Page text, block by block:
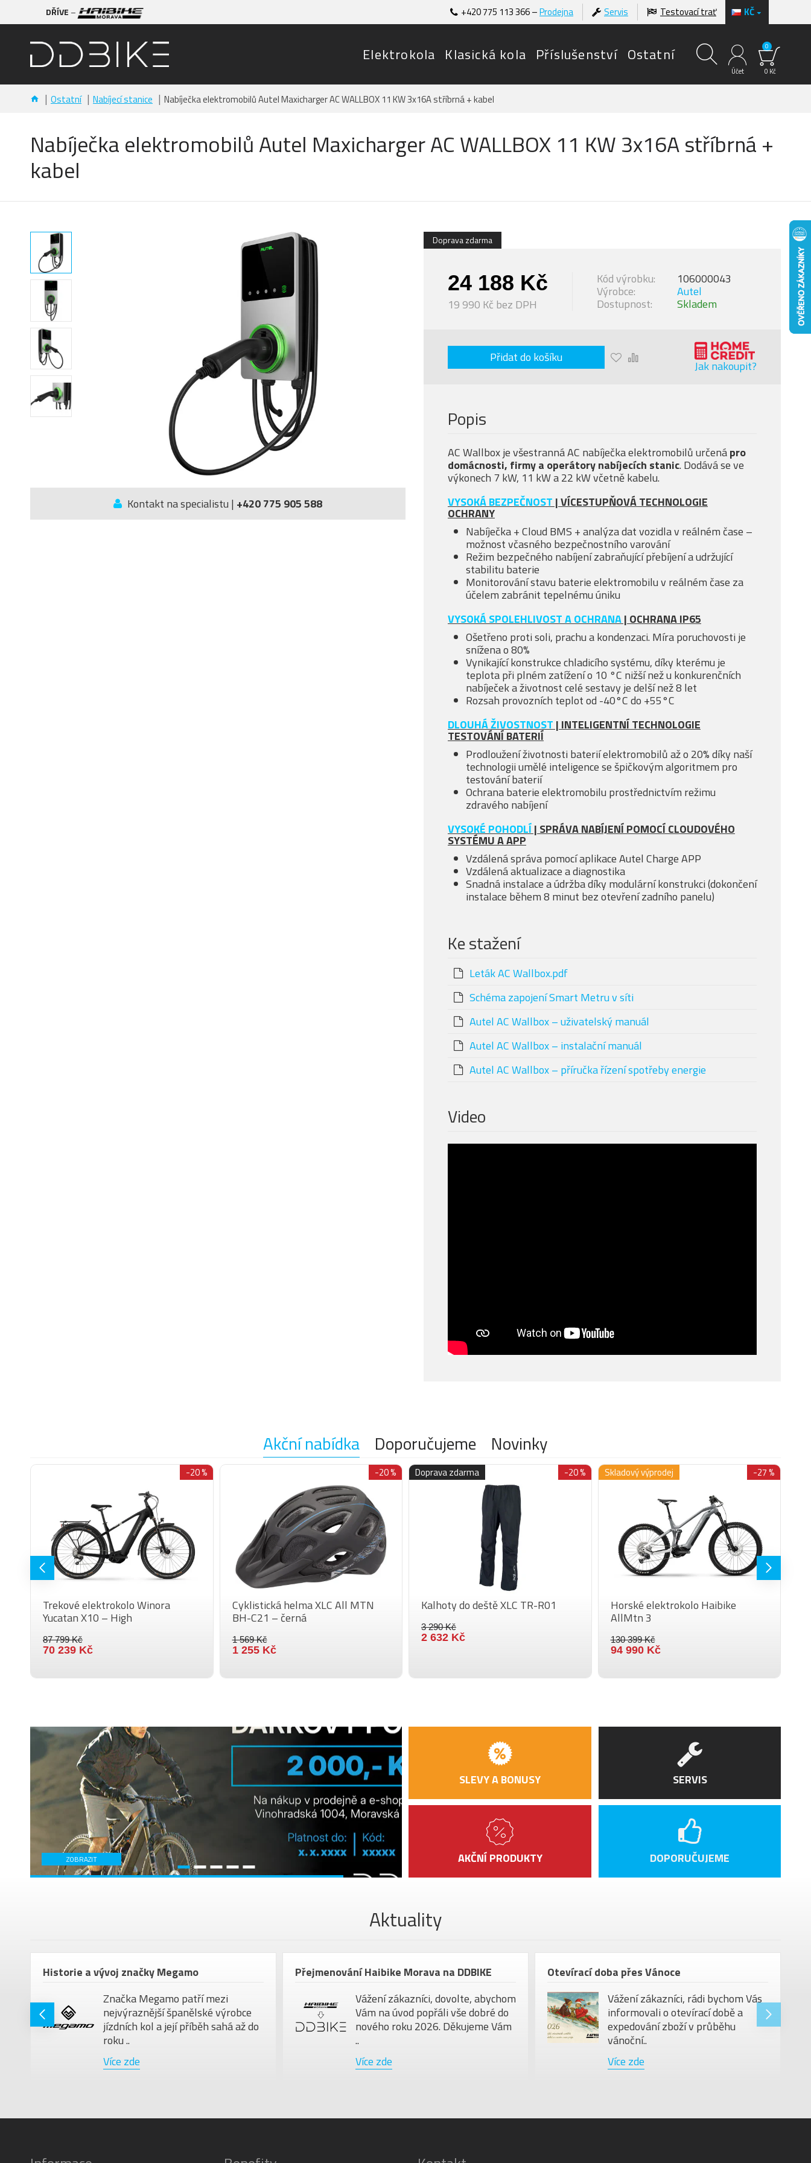
DŘÍVE – KČ
+420 775 113 366 –Prodejna Servis Testovací trať
Elektrokola Klasická kola Příslušenství Ostatní
Účet 0 Kč
0
Ostatní Nabíjecí stanice Nabíječka elektromobilů Autel Maxicharger AC WALLBOX 11 KW 3x16A stříbrná + kabel
Nabíječka elektromobilů Autel Maxicharger AC WALLBOX 11 KW 3x16A stříbrná +
kabel
Kontakt na specialistu | +420 775 905 588
Doprava zdarma
24 188 Kč
19 990 Kč bez DPH Dostupnost: Skladem
Výrobce: Autel
Kód výrobku: 106000043
Přidat do košíku
Jak nakoupit?
Popis
AC Wallbox je všestranná AC nabíječka elektromobilů určenápro
domácnosti, firmy a operátory nabíjecích stanic. Dodává se ve
výkonech 7 kW, 11 kW a 22 kW včetně kabelu.
VYSOKÁ BEZPEČNOST | VÍCESTUPŇOVÁ TECHNOLOGIE
OCHRANY
Nabíječka + Cloud BMS + analýza dat vozidla v reálném čase –
možnost včasného bezpečnostního varování
Režim bezpečného nabíjení zabraňující přebíjení a udržující
stabilitu baterie
Monitorování stavu baterie elektromobilu v reálném čase za
účelem zabránit tepelnému úniku
VYSOKÁ SPOLEHLIVOST A OCHRANA| OCHRANA IP65
Ošetřeno proti soli, prachu a kondenzaci. Míra poruchovosti je
snížena o 80%
Vynikající konstrukce chladicího systému, díky kterému je
teplota při plném zatížení o 10 °C nižší než u konkurenčních
nabíječek a životnost celé sestavy je delší než 8 let
Rozsah provozních teplot od -40°C do +55°C
DLOUHÁ ŽIVOSTNOST | INTELIGENTNÍ TECHNOLOGIE
TESTOVÁNÍ BATERIÍ
Prodloužení životnosti baterií elektromobilů až o 20% díky naší
technologii umělé inteligence se špičkovým algoritmem pro
testování baterií
Ochrana baterie elektromobilu prostřednictvím režimu
zdravého nabíjení
VYSOKÉ POHODLÍ| SPRÁVA NABÍJENÍ POMOCÍ CLOUDOVÉHO
SYSTÉMU A APP
Vzdálená správa pomocí aplikace Autel Charge APP
Vzdálená aktualizace a diagnostika
Snadná instalace a údržba díky modulární konstrukci (dokončení
instalace během 8 minut bez otevření zadního panelu)
Ke stažení
Leták AC Wallbox.pdf
Schéma zapojení Smart Metru v síti
Autel AC Wallbox – uživatelský manuál
Autel AC Wallbox – instalační manuál
Autel AC Wallbox – příručka řízení spotřeby energie
Video
Akční nabídka Doporučujeme Novinky
-20 %
Trekové elektrokolo Winora
Yucatan X10 – High
87 799 Kč
70 239 Kč
-20 %
Cyklistická helma XLC All MTN
BH-C21 – černá
1 569 Kč
1 255 Kč
Doprava zdarma -20 %
Kalhoty do deště XLC TR-R01
3 290 Kč
2 632 Kč
Skladový výprodej -27 %
Horské elektrokolo Haibike
AllMtn 3
130 399 Kč
94 990 Kč
ZOBRAZIT
SLEVY A BONUSY
AKČNÍ PRODUKTY
SERVIS
DOPORUČUJEME
Aktuality
Historie a vývoj značky Megamo
Značka Megamo patří mezi
nejvýraznější španělské výrobce
jízdních kol a její příběh sahá až do
roku ..
Více zde
Přejmenování Haibike Morava na DDBIKE
Vážení zákazníci, dovolte, abychom
Vám na úvod popřáli vše dobré do
nového roku 2026. Děkujeme Vám
..
Více zde
Otevírací doba přes Vánoce
Vážení zákazníci, rádi bychom Vás
informovali o otevírací době a
expedování zboží v průběhu
vánoční..
Více zde